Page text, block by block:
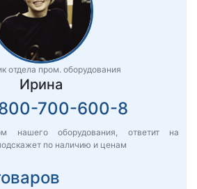
отдела пром. оборудования
Ирина
700-600-8
нашего оборудования, ответит на
по наличию и ценам